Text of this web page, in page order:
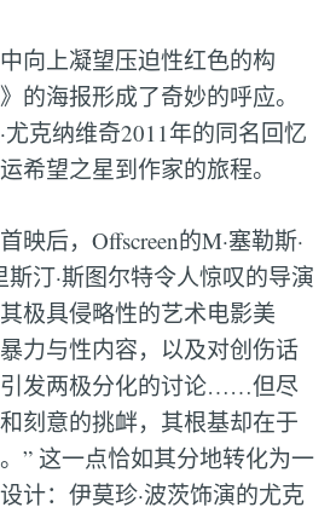
向上凝望压迫性红色的构
的海报形成了奇妙的呼应。
克纳维奇2011年的同名回忆
希望之星到作家的旅程。
映后，Offscreen的M·塞勒斯·
汀·斯图尔特令人惊叹的导演
极具侵略性的艺术电影美
力与性内容，以及对创伤话
发两极分化的讨论……但尽
刻意的挑衅，其根基却在于
” 这一点恰如其分地转化为一
计：伊莫珍·波茨饰演的尤克